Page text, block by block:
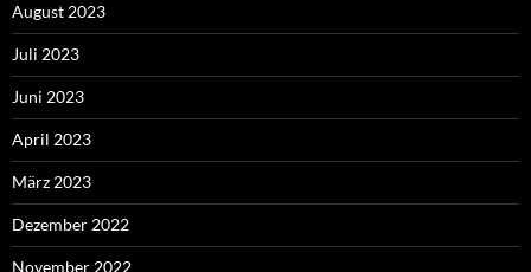
August 2023
Juli 2023
Juni 2023
April 2023
März 2023
Dezember 2022
November 2022